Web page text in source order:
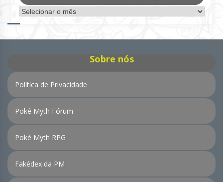
Arquivo
de
Sobre nós
Política de Privacidade
Poké Myth Fórum
Poké Myth RPG
Fakédex da PM